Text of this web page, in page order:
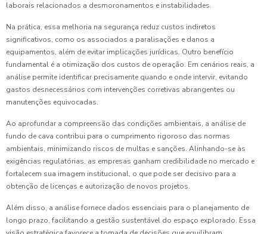
laborais relacionados a desmoronamentos e instabilidades.
Na prática, essa melhoria na segurança reduz custos indiretos
significativos, como os associados a paralisações e danos a
equipamentos, além de evitar implicações jurídicas. Outro benefício
fundamental é a otimização dos custos de operação. Em cenários reais, a
análise permite identificar precisamente quando e onde intervir, evitando
gastos desnecessários com intervenções corretivas abrangentes ou
manutenções equivocadas.
Ao aprofundar a compreensão das condições ambientais, a análise de
fundo de cava contribui para o cumprimento rigoroso das normas
ambientais, minimizando riscos de multas e sanções. Alinhando-se às
exigências regulatórias, as empresas ganham credibilidade no mercado e
fortalecem sua imagem institucional, o que pode ser decisivo para a
obtenção de licenças e autorização de novos projetos.
Além disso, a análise fornece dados essenciais para o planejamento de
longo prazo, facilitando a gestão sustentável do espaço explorado. Essa